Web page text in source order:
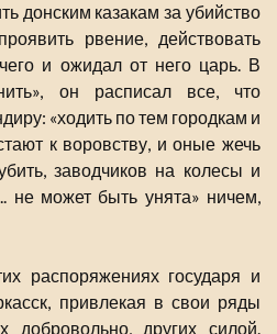
донским казакам за убийство
рвение, действовать
и ожидал от него царь. В
он расписал все, что
«ходить по тем городкам и
к воровству, и оные жечь
заводчиков на колесы и
не может быть унята» ничем,
распоряжениях государя и
привлекая в свои ряды
добровольно, других силой.